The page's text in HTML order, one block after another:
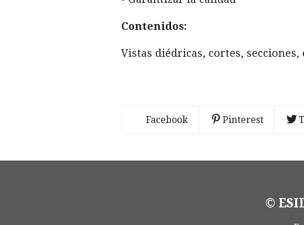
Contenidos:
Vistas diédricas, cortes, secciones,
Facebook Pinterest
©